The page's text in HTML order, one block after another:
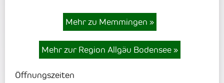
Mehr zu Memmingen »
Mehr zur Region Allgäu Bodensee »
Öffnungszeiten